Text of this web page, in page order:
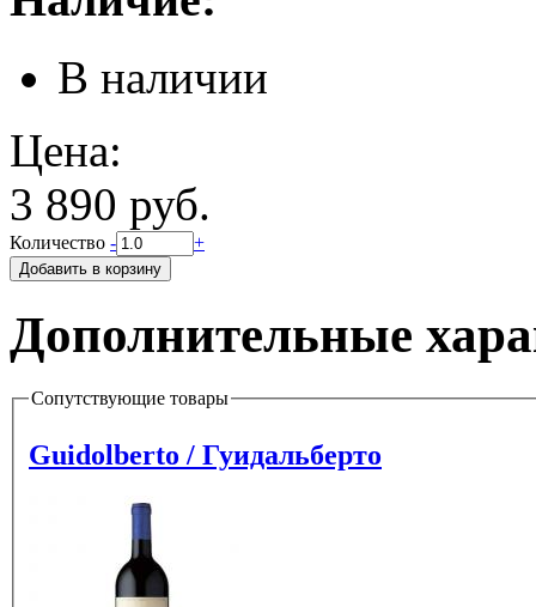
В наличии
Цена:
3 890 руб.
Количество - +
Дополнительные
Сопутствующие товары
Guidolberto / Гуидальберто